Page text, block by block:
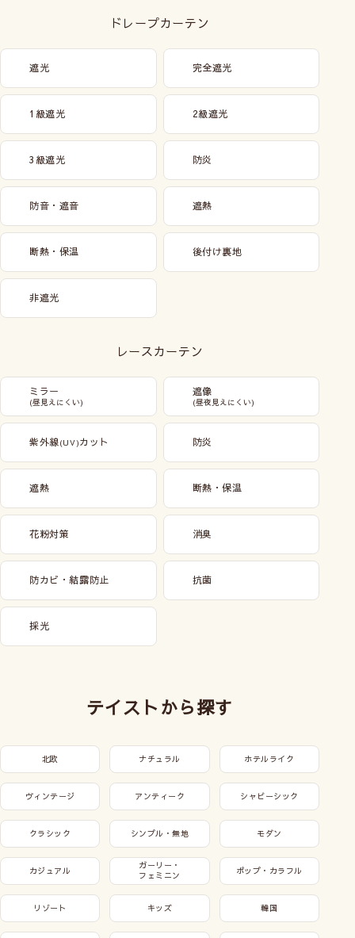
ドレープカーテン
遮光 完全遮光
1級遮光 2級遮光
3級遮光 防炎
防音・遮音 遮熱
断熱・保温 後付け裏地
非遮光
レースカーテン
ミラー
(昼見えにくい)
遮像
(昼夜見えにくい)
紫外線(UV)カット 防炎
遮熱 断熱・保温
花粉対策 消臭
防カビ・結露防止 抗菌
採光
テイストから探す
北欧 ナチュラル ホテルライク
ヴィンテージ アンティーク シャビーシック
クラシック シンプル・無地 モダン
カジュアル
ガーリー・
フェミニン
ポップ・カラフル
リゾート キッズ 韓国